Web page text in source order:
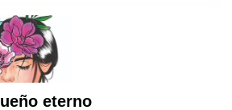
eterno